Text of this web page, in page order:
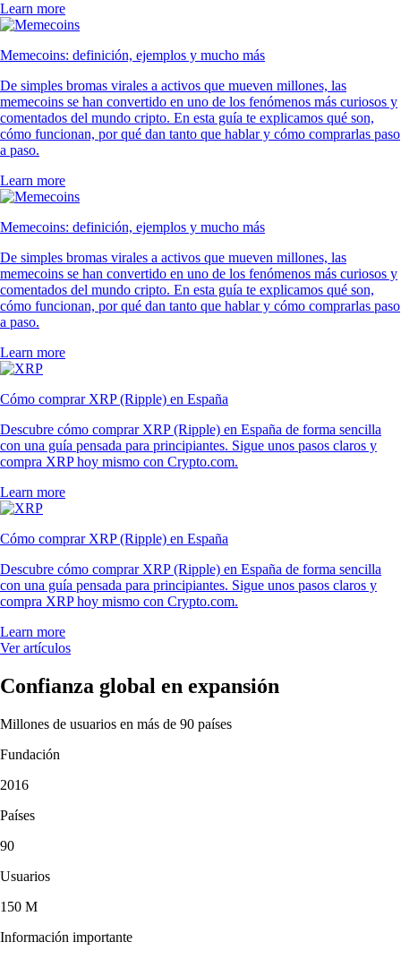
Learn more
Memecoins: definición, ejemplos y mucho más
De simples bromas virales a activos que mueven millones, las
memecoins se han convertido en uno de los fenómenos más curiosos y
comentados del mundo cripto. En esta guía te explicamos qué son,
cómo funcionan, por qué dan tanto que hablar y cómo comprarlas paso
a paso.
Learn more
Memecoins: definición, ejemplos y mucho más
De simples bromas virales a activos que mueven millones, las
memecoins se han convertido en uno de los fenómenos más curiosos y
comentados del mundo cripto. En esta guía te explicamos qué son,
cómo funcionan, por qué dan tanto que hablar y cómo comprarlas paso
a paso.
Learn more
Cómo comprar XRP (Ripple) en España
Descubre cómo comprar XRP (Ripple) en España de forma sencilla
con una guía pensada para principiantes. Sigue unos pasos claros y
compra XRP hoy mismo con Crypto.com.
Learn more
Cómo comprar XRP (Ripple) en España
Descubre cómo comprar XRP (Ripple) en España de forma sencilla
con una guía pensada para principiantes. Sigue unos pasos claros y
compra XRP hoy mismo con Crypto.com.
Learn more
Ver artículos
Confianza global en expansión
Millones de usuarios en más de 90 países
Fundación
2016
Países
90
Usuarios
150 M
Información importante